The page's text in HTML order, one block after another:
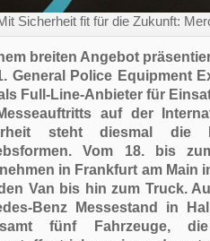
Sicherheit fit für die Zukunft:
breiten Angebot
General Police Equipment
Full-Line-Anbieter für
auf der
steht diesmal die
Vom 18. bis
in Frankfurt am Main
Van bis hin zum Truck.
Benz Messestand in
fünf Fahrzeuge,